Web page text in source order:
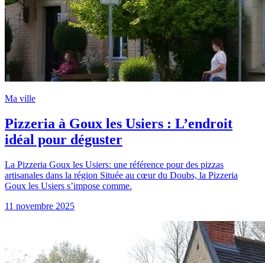
Ma ville
Pizzeria à Goux les Usiers : L’endroit
idéal pour déguster
La Pizzeria Goux les Usiers: une référence pour des pizzas
artisanales dans la région Située au cœur du Doubs, la Pizzeria
Goux les Usiers s’impose comme.
11 novembre 2025